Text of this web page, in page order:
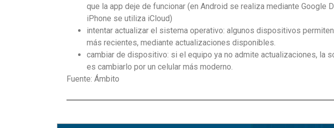
que la app deje de funcionar (en Android se realiza mediante Google
iPhone se utiliza iCloud)
intentar actualizar el sistema operativo: algunos dispositivos
más recientes, mediante actualizaciones disponibles.
cambiar de dispositivo: si el equipo ya no admite actualizaciones, la
es cambiarlo por un celular más moderno.
Fuente: Ámbito